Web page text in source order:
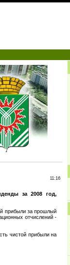
11:16
за 2008 год,
прибыли за прошлый
отчислений -
чистой прибыли на